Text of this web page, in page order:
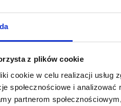
z plików cookie
cookie w celu realizacji usług
społecznościowe i
partnerom